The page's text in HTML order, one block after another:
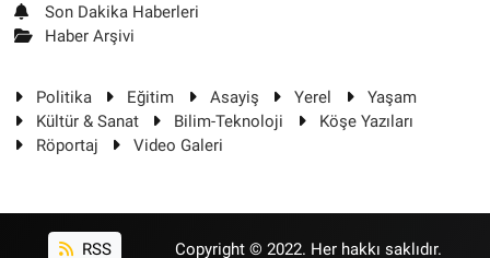
Son Dakika Haberleri
Haber Arşivi
Politika Eğitim Asayiş Yerel
Yaşam
Kültür & Sanat
Bilim-Teknoloji
Köşe Yazıları
Röportaj
Video Galeri
RSS Copyright © 2022. Her hakkı saklıdır.